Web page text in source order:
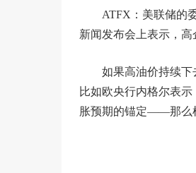
ATFX：美联储的
新闻发布会上表示，高
如果高油价持续
比如欧央行内格尔表
胀预期的锚定——那么